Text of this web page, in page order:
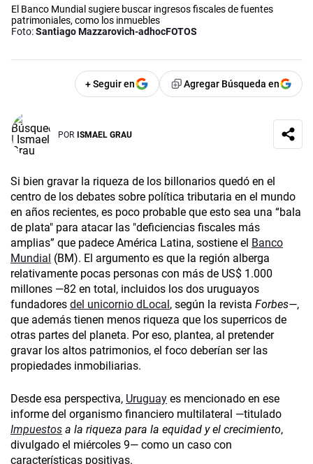
El Banco Mundial sugiere buscar ingresos fiscales de fuentes
patrimoniales, como los inmuebles
Foto:Santiago Mazzarovich-adhocFOTOS
+ Seguir en Agregar Búsqueda en
POR ISMAEL GRAU
Si bien gravar la riqueza de los billonarios quedó en el
centro de los debates sobre política tributaria en el mundo
en años recientes, es poco probable que esto sea una “bala
de plata" para atacar las "deficiencias fiscales más
amplias” que padece América Latina, sostiene el Banco
Mundial (BM). El argumento es que la región alberga
relativamente pocas personas con más de US$ 1.000
millones —82 en total, incluidos los dos uruguayos
fundadores del unicornio dLocal, según la revista Forbes—,
que además tienen menos riqueza que los superricos de
otras partes del planeta. Por eso, plantea, al pretender
gravar los altos patrimonios, el foco deberían ser las
propiedades inmobiliarias.
Desde esa perspectiva, Uruguay es mencionado en ese
informe del organismo financiero multilateral —titulado
Impuestos a la riqueza para la equidad y el crecimiento,
divulgado el miércoles 9— como un caso con
características positivas.